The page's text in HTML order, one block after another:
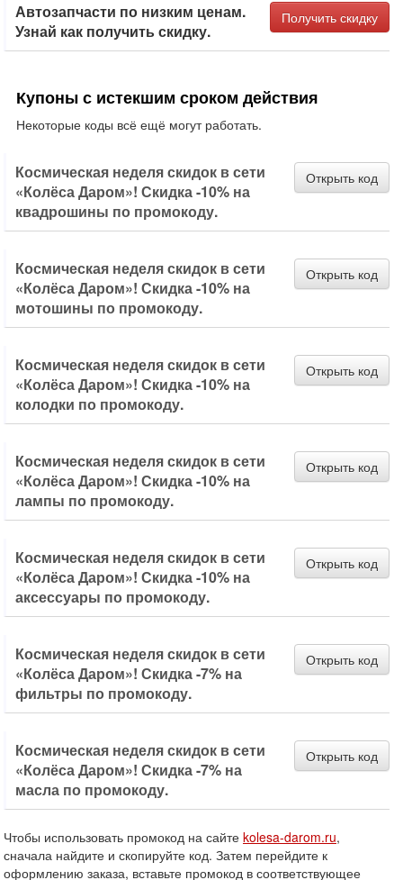
Автозапчасти по низким ценам.
Узнай как получить скидку.
Получить скидку
Купоны с истекшим сроком действия
Некоторые коды всё ещё могут работать.
Космическая неделя скидок в сети
«Колёса Даром»! Скидка -10% на
квадрошины по промокоду.
Открыть код
Космическая неделя скидок в сети
«Колёса Даром»! Скидка -10% на
мотошины по промокоду.
Открыть код
Космическая неделя скидок в сети
«Колёса Даром»! Скидка -10% на
колодки по промокоду.
Открыть код
Космическая неделя скидок в сети
«Колёса Даром»! Скидка -10% на
лампы по промокоду.
Открыть код
Космическая неделя скидок в сети
«Колёса Даром»! Скидка -10% на
аксессуары по промокоду.
Открыть код
Космическая неделя скидок в сети
«Колёса Даром»! Скидка -7% на
фильтры по промокоду.
Открыть код
Космическая неделя скидок в сети
«Колёса Даром»! Скидка -7% на
масла по промокоду.
Открыть код
Чтобы использовать промокод на сайте kolesa-darom.ru,
сначала найдите и скопируйте код. Затем перейдите к
оформлению заказа, вставьте промокод в соответствующее